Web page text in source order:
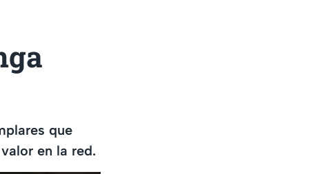
que
en la red.